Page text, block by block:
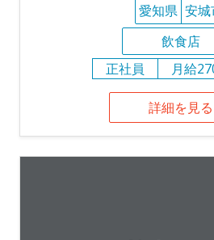
愛知県 安城
飲食店
正社員
月給
詳細を見る